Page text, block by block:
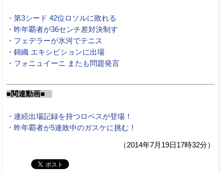
・第3シード 42位ロソルに敗れる
・昨年覇者が36センチ差対決制す
・フェデラーが氷河でテニス
・錦織 エキシビションに出場
・フォニュイーニ またも問題発言
■関連動画■
・連続出場記録を持つロペスが登場！
・昨年覇者が5連敗中のガスケに挑む！
（2014年7月19日17時32分）